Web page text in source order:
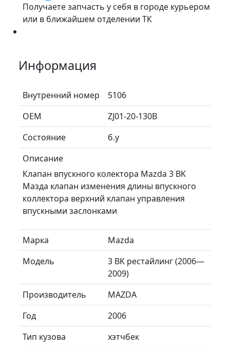
Получаете запчасть у себя в городе курьером
или в ближайшем отделении ТК
Информация
Внутренний номер
5106
ОЕМ
ZJ01-20-130B
Состояние
б.у
Описание
Клапан впускного колектора Mazda 3 BK
Мазда клапан изменения длины впускного
коллектора верхний клапан управления
впускными заслонками
Марка
Mazda
Модель
3 BK рестайлинг (2006—
2009)
Производитель
MAZDA
Год
2006
Тип кузова
хэтчбек